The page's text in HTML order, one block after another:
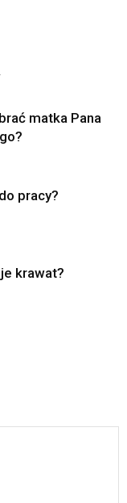
matka Pana
pracy?
krawat?